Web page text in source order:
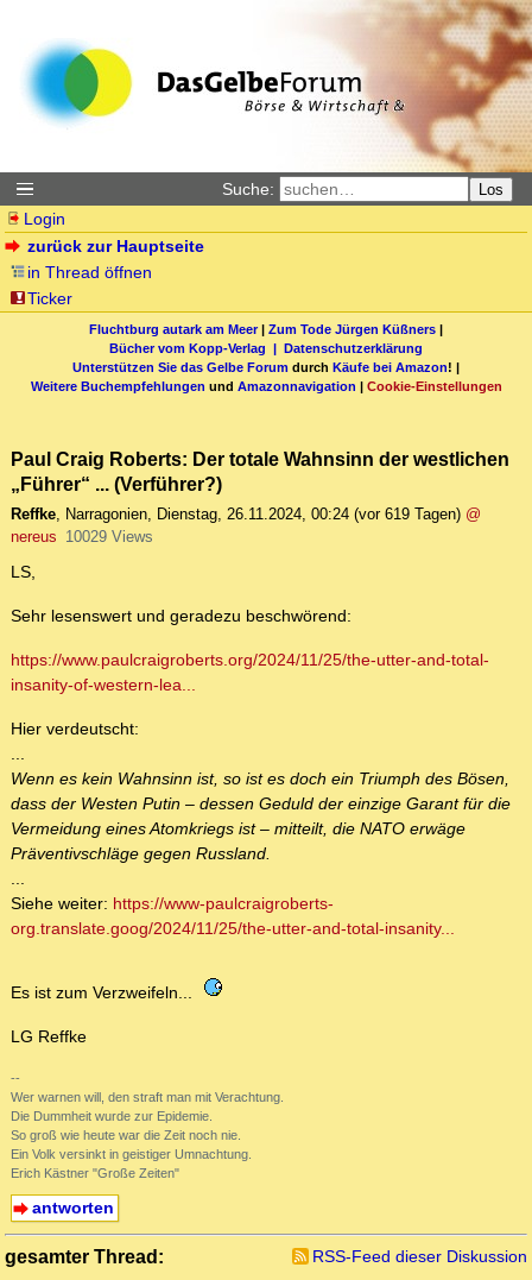
Suche: Los
Login
zurück zur Hauptseite
in Thread öffnen
Ticker
Fluchtburg autark am Meer| Zum Tode Jürgen Küßners |
Bücher vom Kopp-Verlag | Datenschutzerklärung
Unterstützen Sie das Gelbe Forum durch Käufe bei Amazon! |
Weitere Buchempfehlungen und Amazonnavigation | Cookie-Einstellungen
Paul Craig Roberts: Der totale Wahnsinn der westlichen
„Führer“ ... (Verführer?)
Reffke, Narragonien, Dienstag, 26.11.2024, 00:24 (vor 619 Tagen) @
nereus 10029 Views
LS,
Sehr lesenswert und geradezu beschwörend:
https://www.paulcraigroberts.org/2024/11/25/the-utter-and-total-
insanity-of-western-lea...
Hier verdeutscht:
...
Wenn es kein Wahnsinn ist, so ist es doch ein Triumph des Bösen,
dass der Westen Putin – dessen Geduld der einzige Garant für die
Vermeidung eines Atomkriegs ist – mitteilt, die NATO erwäge
Präventivschläge gegen Russland.
...
Siehe weiter: https://www-paulcraigroberts-
org.translate.goog/2024/11/25/the-utter-and-total-insanity...
Es ist zum Verzweifeln...
LG Reffke
--
Wer warnen will, den straft man mit Verachtung.
Die Dummheit wurde zur Epidemie.
So groß wie heute war die Zeit noch nie.
Ein Volk versinkt in geistiger Umnachtung.
Erich Kästner "Große Zeiten"
antworten
gesamter Thread:
RSS-Feed dieser Diskussion